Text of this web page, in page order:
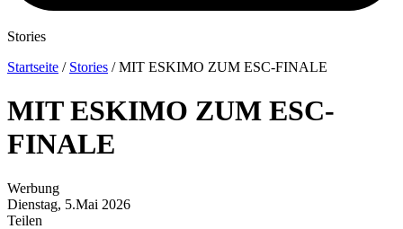
Stories
Startseite / Stories /MIT ESKIMO ZUM ESC-FINALE
MIT ESKIMO ZUM ESC-
FINALE
Werbung
Dienstag, 5.Mai 2026
Teilen